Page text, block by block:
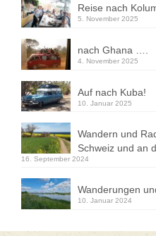
Reise nach
5. November 2025
nach Ghana ….
4. November 2025
Auf nach Kuba!
10. Januar 2025
Wandern und
Schweiz und an
16. September 2024
Wanderungen
10. Januar 2024